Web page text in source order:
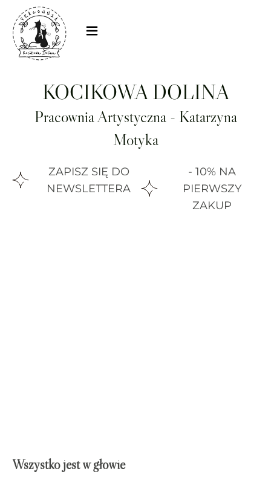
KOCIKOWA DOLINA
Pracownia Artystyczna - Katarzyna
Motyka
ZAPISZ SIĘ DO
NEWSLETTERA
- 10% NA
PIERWSZY
ZAKUP
Wszystko jest w głowie